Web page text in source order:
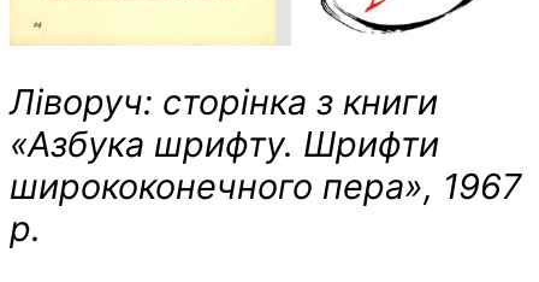
Ліворуч: сторінка з книги
«Азбука шрифту. Шрифти
ширококонечного пера», 1967
р.